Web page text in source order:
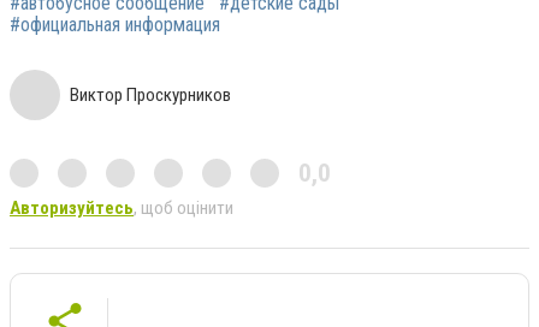
#официальная информация
Виктор Проскурников
0,0
Авторизуйтесь, щоб оцінити